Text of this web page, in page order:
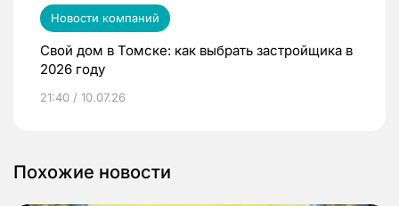
Новости компаний
Свой дом в Томске: как выбрать застройщика в
2026 году
21:40 / 10.07.26
Похожие новости